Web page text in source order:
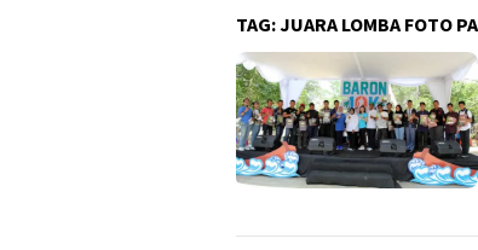
TAG:JUARA LOMBA FOTO